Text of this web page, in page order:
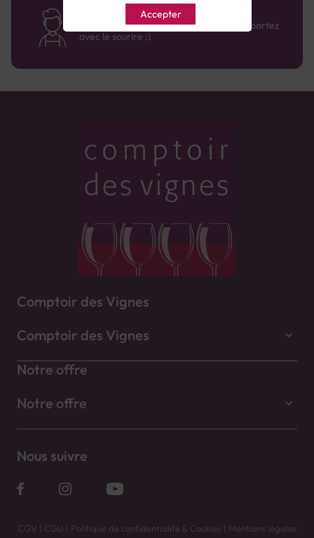
Des cavistes à votre écoute
Bénéficiez de conseils sur-mesure et repartez
avec le sourire :)
Comptoir des Vignes
Comptoir des Vignes
Notre offre
Notre offre
Nous suivre
CGV | CGU | Politique de confidentialité & Cookies | Mentions légales
Accepter